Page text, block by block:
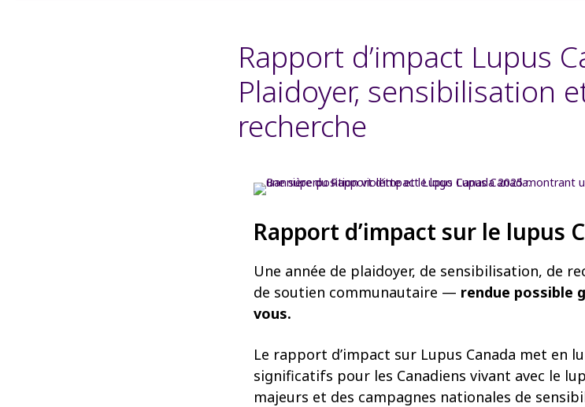
Rapport d’impact Lupus
Plaidoyer, sensibilisation
recherche
Rapport d’impact sur le lupus
Une année de plaidoyer, de sensibilisation, de
de soutien communautaire — rendue possible
vous.
Le rapport d’impact sur Lupus Canada met en
significatifs pour les Canadiens vivant avec le
majeurs et des campagnes nationales de